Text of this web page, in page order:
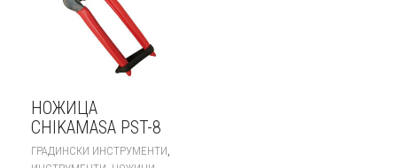
НОЖИЦА
CHIKAMASA PST-8
ГРАДИНСКИ ИНСТРУМЕНТИ